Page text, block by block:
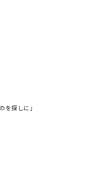
を探しに」